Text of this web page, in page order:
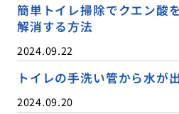
簡単トイレ掃除でクエン酸
解消する方法
2024.09.22
トイレの手洗い管から水が
2024.09.20